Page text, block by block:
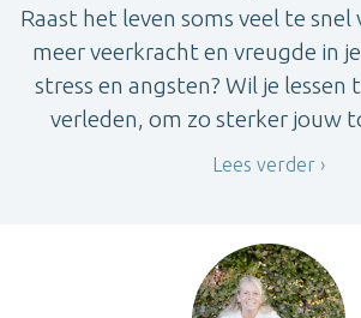
Raast het leven soms veel te snel
meer veerkracht en vreugde in
stress en angsten? Wil je
verleden, om zo sterker jouw
Lees verder